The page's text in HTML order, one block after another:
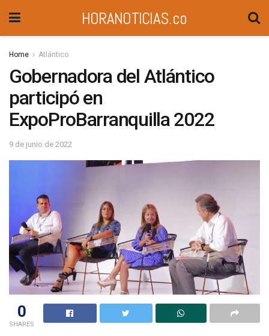
HORANOTICIAS.co
Home Atlántico
Gobernadora del Atlántico
participó en
ExpoProBarranquilla 2022
9 de junio de 2022
0
SHARES